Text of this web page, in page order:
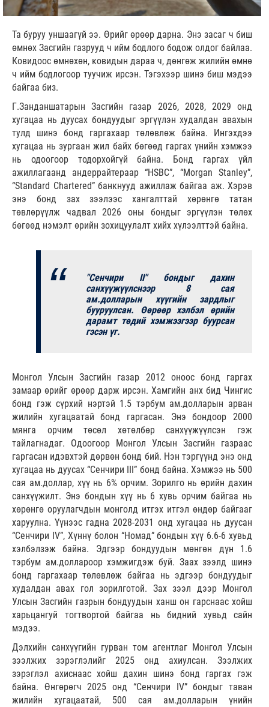
Та буруу уншаагүй ээ. Өрийг өрөөр дарна. Энэ засаг ч биш
өмнөх Засгийн газрууд ч ийм бодлого бодож олдог байлаа.
Ковидоос өмнөхөн, ковидын дараа ч, дөнгөж жилийн өмнө
ч ийм бодлогоор туучиж ирсэн. Тэгэхээр шинэ биш мэдээ
байгаа биз.
Г.Занданшатарын Засгийн газар 2026, 2028, 2029 онд
хугацаа нь дуусах бондуудыг эргүүлэн худалдан авахын
тулд шинэ бонд гаргахаар төлөвлөж байна. Ингэхдээ
хугацаа нь зургаан жил байх бөгөөд гаргах үнийн хэмжээ
нь одоогоор тодорхойгүй байна. Бонд гаргах үйл
ажиллагаанд андеррайтераар “HSBC”, “Morgan Stanley”,
“Standard Chartered” банкнууд ажиллаж байгаа аж. Хэрэв
энэ бонд зах зээлээс хангалттай хөрөнгө татан
төвлөрүүлж чадвал 2026 оны бондыг эргүүлэн төлөх
бөгөөд нэмэлт өрийн зохицуулалт хийх хүлээлттэй байна.
"Сенчири II" бондыг дахин
санхүүжүүлснээр 8 сая
ам.долларын хүүгийн зардлыг
бууруулсан. Өөрөөр хэлбэл өрийн
дарамт төдий хэмжээгээр буурсан
гэсэн үг.
Монгол Улсын Засгийн газар 2012 оноос бонд гаргах
замаар өрийг өрөөр дарж ирсэн. Хамгийн анх бид Чингис
бонд гэж сүрхий нэртэй 1.5 тэрбум ам.долларын арван
жилийн хугацаатай бонд гаргасан. Энэ бондоор 2000
мянга орчим төсөл хөтөлбөр санхүүжүүлсэн гэж
тайлагнадаг. Одоогоор Монгол Улсын Засгийн газраас
гаргасан идэвхтэй дөрвөн бонд бий. Нэн тэргүүнд энэ онд
хугацаа нь дуусах “Сенчири III” бонд байна. Хэмжээ нь 500
сая ам.доллар, хүү нь 6% орчим. Зорилго нь өрийн дахин
санхүүжилт. Энэ бондын хүү нь 6 хувь орчим байгаа нь
хөрөнгө оруулагчдын монголд итгэх итгэл өндөр байгааг
харуулна. Үүнээс гадна 2028-2031 онд хугацаа нь дуусан
“Сенчири IV”, Хүннү болон “Номад” бондын хүү 6.6-6 хувьд
хэлбэлзэж байна. Эдгээр бондуудын мөнгөн дүн 1.6
тэрбум ам.доллароор хэмжигдэж буй. Заах зээлд шинэ
бонд гаргахаар төлөвлөж байгаа нь эдгээр бондуудыг
худалдан авах гол зорилготой. Зах зээл дээр Монгол
Улсын Засгийн газрын бондуудын ханш он гарснаас хойш
харьцангуй тогтвортой байгаа нь бидний хувьд сайн
мэдээ.
Дэлхийн санхүүгийн гурван том агентлаг Монгол Улсын
зээлжих зэрэглэлийг 2025 онд ахиулсан. Зээлжих
зэрэглэл ахиснаас хойш дахин шинэ бонд гаргах гэж
байна. Өнгөрөгч 2025 онд “Сенчири IV” бондыг таван
жилийн хугацаатай, 500 сая ам.долларын үнийн